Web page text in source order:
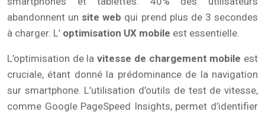
abandonnent un site web qui prend plus de 3 secondes
à charger. L’ optimisation UX mobile est essentielle.
L’optimisation de lavitesse de chargement mobile est
cruciale, étant donné la prédominance de la navigation
sur smartphone. L’utilisation d’outils de test de vitesse,
comme Google PageSpeed Insights, permet d’identifier